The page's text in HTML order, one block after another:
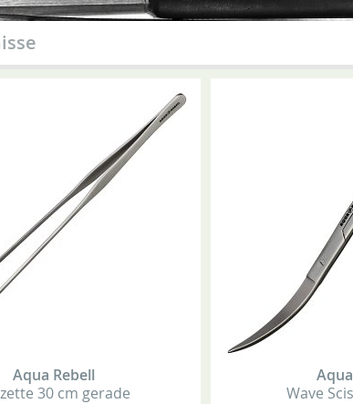
Aqua Rebell
30 cm gerade
Wave